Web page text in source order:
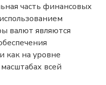
часть финансовых
валют являются
как на уровне
всей